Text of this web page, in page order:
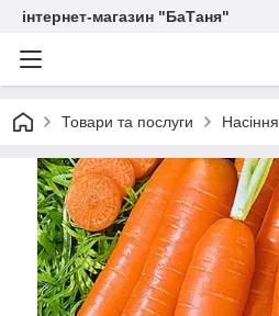
інтернет-магазин "БаТаня"
Товари та послуги Насіння